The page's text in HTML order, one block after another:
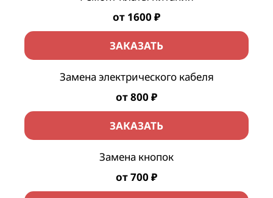
от 1600 ₽
ЗАКАЗАТЬ
Замена электрического кабеля
от 800 ₽
ЗАКАЗАТЬ
Замена кнопок
от 700 ₽